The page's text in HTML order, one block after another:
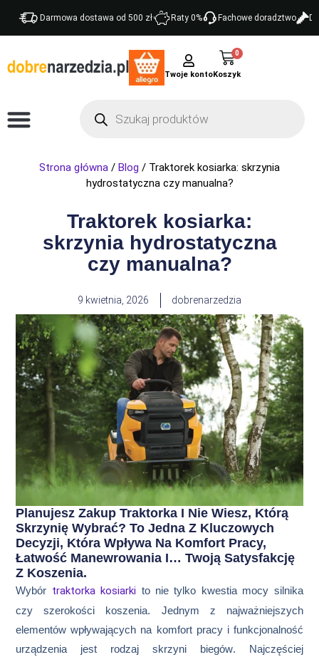
Darmowa dostawa od 500 zł Raty 0% Fachowe doradztwo
Twoje konto
0
Strona główna / Blog / Traktorek kosiarka: skrzynia
hydrostatyczna czy manualna?
Traktorek kosiarka:
skrzynia hydrostatyczna
czy manualna?
9 kwietnia, 2026 dobrenarzedzia
Planujesz Zakup Traktorka I Nie Wiesz, Którą
Skrzynię Wybrać? To Jedna Z Kluczowych
Decyzji, Która Wpływa Na Komfort Pracy,
Łatwość Manewrowania I… Twoją Satysfakcję
Z Koszenia.
Wybór traktorka kosiarki to nie tylko kwestia mocy silnika
czy szerokości koszenia. Jednym z najważniejszych
elementów wpływających na komfort pracy i funkcjonalność
urządzenia jest rodzaj skrzyni biegów. Najczęściej